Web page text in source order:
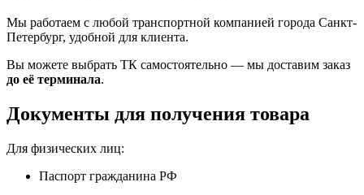
Мы работаем с любой транспортной компанией города Санкт-
Петербург, удобной для клиента.
Вы можете выбрать ТК самостоятельно — мы доставим заказ
до её терминала.
Документы для получения товара
Для физических лиц:
Паспорт гражданина РФ